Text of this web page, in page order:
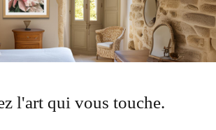
l'art qui vous touche.